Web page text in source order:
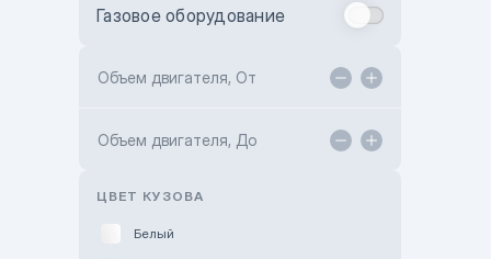
Toyota Kokshetau
Hyundai ShymCity
Газовое оборудование
Объем двигателя, От
Объем двигателя, До
ЦВЕТ КУЗОВА
Белый